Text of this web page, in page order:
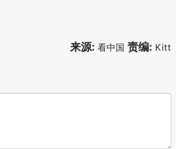
来源: 看中国 责编: Kitt